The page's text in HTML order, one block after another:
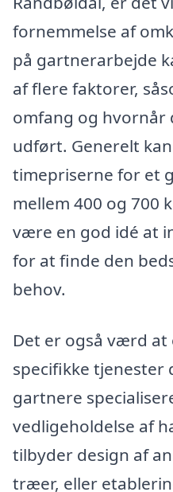
fornemmelse af
på gartnerarbejde
af flere faktorer,
omfang og hvornår
udført. Generelt
timepriserne for et
mellem 400 og 700
være en god idé at
for at finde den
behov.
Det er også værd at
specifikke tjenester
gartnere
vedligeholdelse af
tilbyder design af
træer, eller